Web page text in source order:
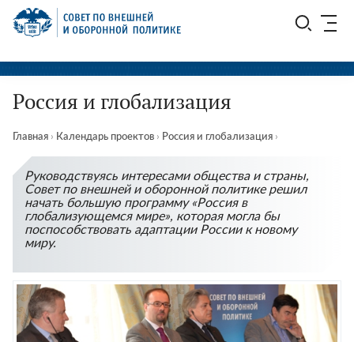
Перейти
СВОП
Россия и глобализация
Главная › Календарь проектов › Россия и глобализация ›
Руководствуясь интересами общества и страны,
Совет по внешней и оборонной политике решил
начать большую программу «Россия в
глобализующемся мире», которая могла бы
поспособствовать адаптации России к новому
миру.